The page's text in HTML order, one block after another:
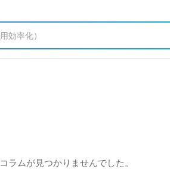
コラムが見つかりませんでした。